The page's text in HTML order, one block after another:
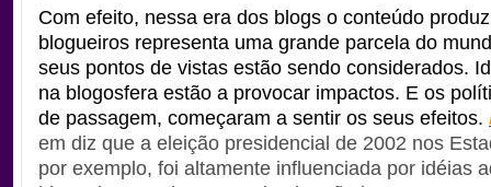
Com efeito, nessa era dos blogs o conteúdo
blogueiros representa uma grande parcela do
seus pontos de vistas estão sendo considerados.
na blogosfera estão a provocar impactos. E os
de passagem, começaram a sentir os seus efeitos.
em diz que a eleição presidencial de 2002 nos
por exemplo, foi altamente influenciada por idéias